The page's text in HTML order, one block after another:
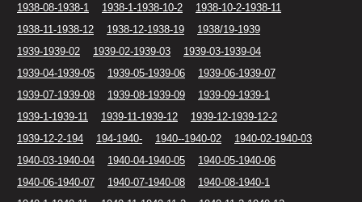
1938-08-1938-1
1938-1-1938-10-2
1938-10-2-1938-11
1938-11-1938-12
1938-12-1938-19
1938/19-1939
1939-1939-02
1939-02-1939-03
1939-03-1939-04
1939-04-1939-05
1939-05-1939-06
1939-06-1939-07
1939-07-1939-08
1939-08-1939-09
1939-09-1939-1
1939-1-1939-11
1939-11-1939-12
1939-12-1939-12-2
1939-12-2-194
194-1940- 1940--1940-02
1940-02-1940-03
1940-03-1940-04
1940-04-1940-05
1940-05-1940-06
1940-06-1940-07
1940-07-1940-08
1940-08-1940-1